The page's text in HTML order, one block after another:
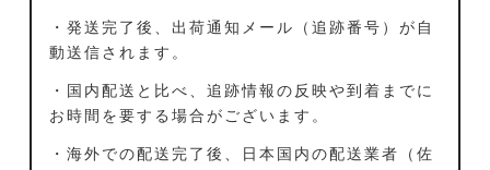
・発送完了後、出荷通知メール（追跡番号）が自
動送信されます。
・国内配送と比べ、追跡情報の反映や到着までに
お時間を要する場合がございます。
・海外での配送完了後、日本国内の配送業者（佐